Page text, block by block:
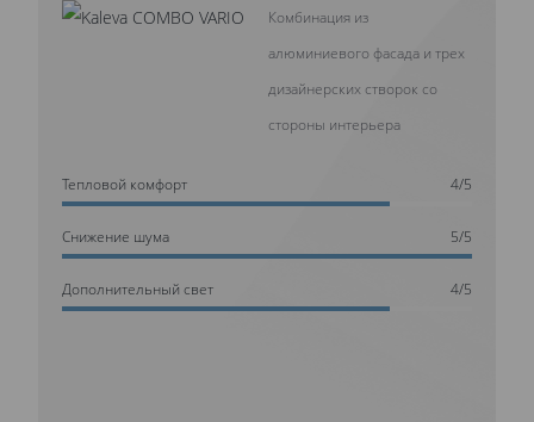
Комбинация из
алюминиевого фасада и трех
дизайнерских створок со
стороны интерьера
Тепловой комфорт 4/5
Cнижение шума 5/5
Дополнительный свет 4/5